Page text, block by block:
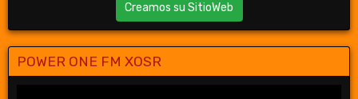
Creamos su SitioWeb
POWER ONE FM XOSR